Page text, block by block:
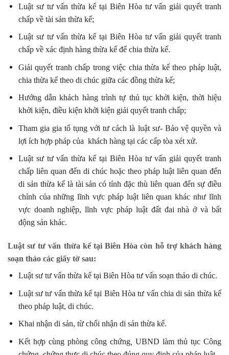
Luật sư tư vấn thừa kế tại Biên Hòa tư vấn giải quyết tranh
chấp về tài sản thừa kế;
Luật sư tư vấn thừa kế tại Biên Hòa tư vấn giải quyết tranh
chấp về xác định hàng thừa kế để chia thừa kế.
Giải quyết tranh chấp trong việc chia thừa kế theo pháp luật,
chia thừa kế theo di chúc giữa các đồng thừa kế;
Hướng dẫn khách hàng trình tự thủ tục khởi kiện, thời hiệu
khởi kiện, điều kiện khởi kiện giải quyết tranh chấp;
Tham gia gia tố tụng với tư cách là luật sư- Bảo vệ quyền và
lợi ích hợp pháp của khách hàng tại các cấp tòa xét xử.
Luật sư tư vấn thừa kế tại Biên Hòa tư vấn giải quyết tranh
chấp liên quan đến di chúc hoặc theo pháp luật liên quan đến
di sản thừa kế là tài sản có tính đặc thù liên quan đến sự điều
chỉnh của những lĩnh vực pháp luật liên quan khác như lĩnh
vực doanh nghiệp, lĩnh vực pháp luật đất đai nhà ở và bất
động sản khác.
Luật sư tư vấn thừa kế tại Biên Hòa còn hỗ trợ khách hàng
soạn thảo các giấy tờ sau:
Luật sư tư vấn thừa kế tại Biên Hòa tư vấn soạn thảo di chúc.
Luật sư tư vấn thừa kế tại Biên Hòa tư vấn chia di sản thừa kế
theo pháp luật, di chúc.
Khai nhận di sản, từ chối nhận di sản thừa kế.
Kết hợp cùng phòng công chứng, UBND làm thủ tục Công